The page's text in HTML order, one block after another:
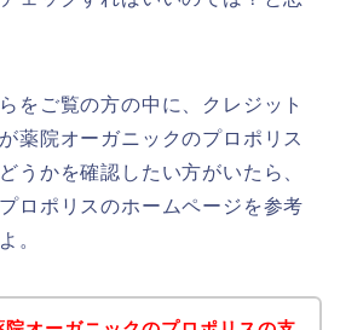
をご覧の方の中に、クレジット
薬院オーガニックのプロポリス
うかを確認したい方がいたら、
ロポリスのホームページを参考
。